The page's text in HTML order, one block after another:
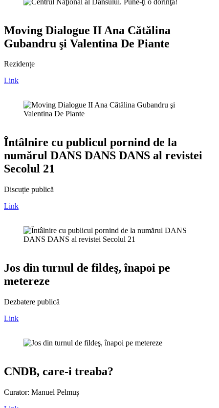
Moving Dialogue II Ana Cătălina
Gubandru şi Valentina De Piante
Rezidențe
Link
Întâlnire cu publicul pornind de la
numărul DANS DANS DANS al revistei
Secolul 21
Discuție publică
Link
Jos din turnul de fildeş, înapoi pe
metereze
Dezbatere publică
Link
CNDB, care-i treaba?
Curator: Manuel Pelmuș